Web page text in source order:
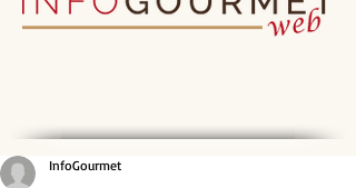
InfoGourmet